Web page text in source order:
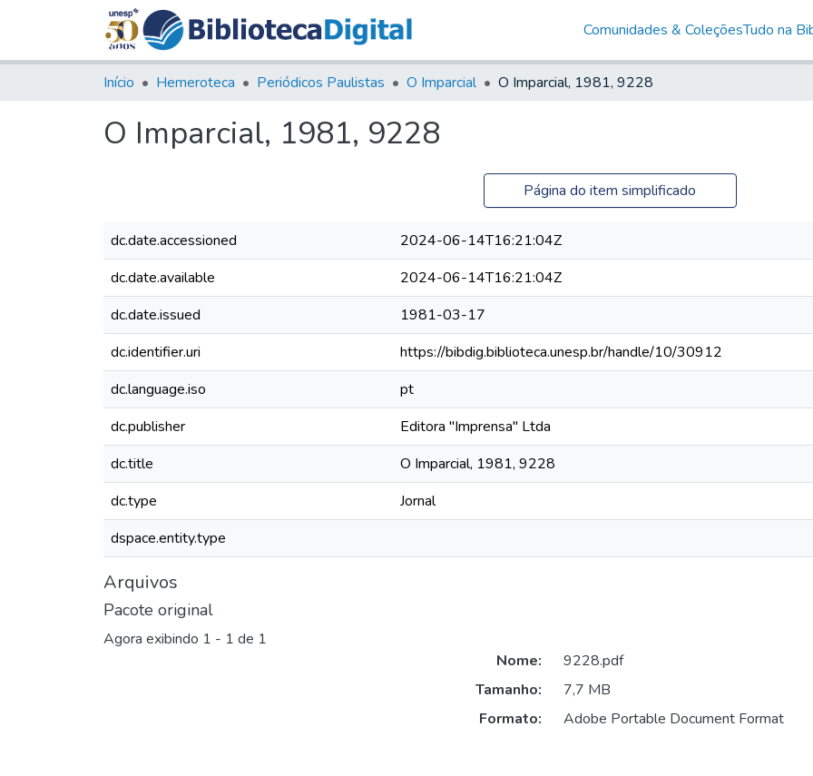
Comunidades & ColeçõesTudo na
Início Hemeroteca Periódicos Paulistas O Imparcial O Imparcial, 1981, 9228
O Imparcial, 1981, 9228
Página do item simplificado
dc.date.accessioned
2024-06-14T16:21:04Z
dc.date.available
2024-06-14T16:21:04Z
dc.date.issued
1981-03-17
dc.identifier.uri
https://bibdig.biblioteca.unesp.br/handle/10/30912
dc.language.iso
pt
dc.publisher
Editora "Imprensa" Ltda
dc.title
O Imparcial, 1981, 9228
dc.type
Jornal
dspace.entity.type
Arquivos
Pacote original
Agora exibindo 1 - 1 de 1
Nome:
9228.pdf
Tamanho:
7,7 MB
Formato:
Adobe Portable Document Format